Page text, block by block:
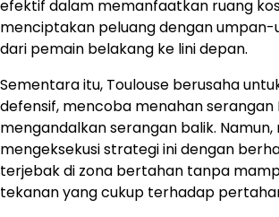
efektif dalam memanfaatkan ruang
menciptakan peluang dengan umpan-
dari pemain belakang ke lini depan.
Sementara itu, Toulouse berusaha
defensif, mencoba menahan serangan
mengandalkan serangan balik.
mengeksekusi strategi ini dengan
terjebak di zona bertahan tanpa
tekanan yang cukup terhadap